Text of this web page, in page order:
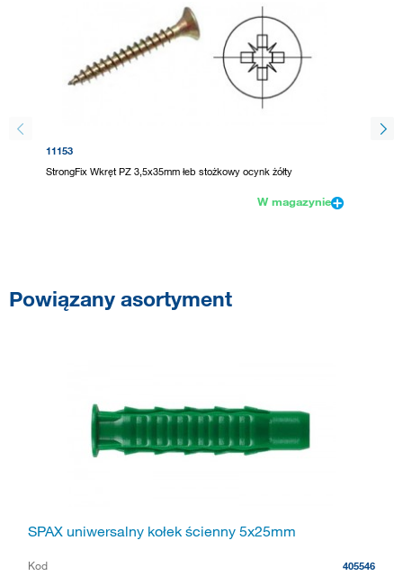
11153
StrongFix Wkręt PZ 3,5x35mm łeb stożkowy ocynk żółty
W magazynie
Powiązany asortyment
SPAX uniwersalny kołek ścienny 5x25mm
Kod 405546